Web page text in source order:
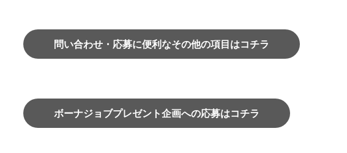
問い合わせ・応募に便利なその他の項目はコチラ
ボーナジョブプレゼント企画への応募はコチラ